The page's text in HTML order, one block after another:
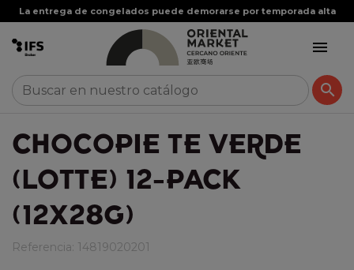
La entrega de congelados puede demorarse por temporada alta


CHOCOPIE TE VERDE
(LOTTE) 12-PACK
(12X28G)
Referencia: 14819020201